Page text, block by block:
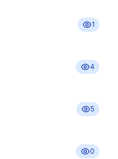
1
4
5
0